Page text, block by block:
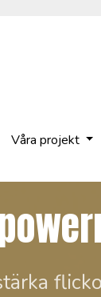
Våra projekt